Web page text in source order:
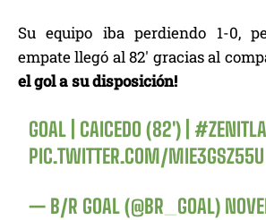
Su equipo iba perdiendo 1-0,
empate llegó al 82′ gracias al
el gol a su disposición!
GOAL | CAICEDO (82′) |
PIC.TWITTER.COM/MIE3GSZ55U
— B/R GOAL (@BR_GOAL)